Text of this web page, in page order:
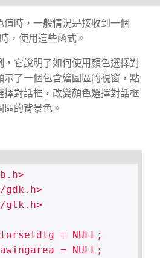
時，一般情況是接收到一個
，使用這些函式。
，它說明了如何使用顏色選擇對
示了一個包含繪圖區的視窗，點
擇對話框，改變顏色選擇對話框
的背景色。
gdk.h>
gtk.h>
= NULL;
= NULL;